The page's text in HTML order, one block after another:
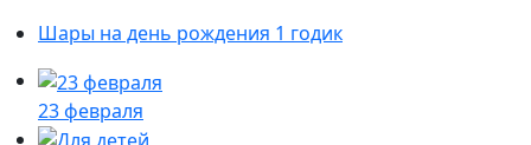
Шары на день рождения 1 годик
23 февраля